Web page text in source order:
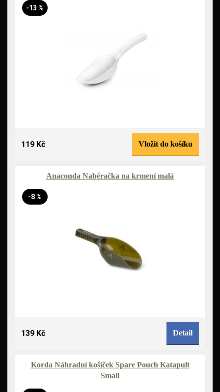
-13 %
119 Kč Vložit do košíku
Anaconda Naběračka na krmení malá
-8 %
139 Kč Detail
Korda Náhradní košíček Spare Pouch Katapult
Small